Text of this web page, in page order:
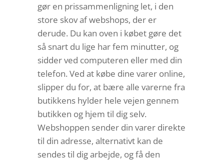
gør en prissammenligning let, i den
store skov af webshops, der er
derude. Du kan oven i købet gøre det
så snart du lige har fem minutter, og
sidder ved computeren eller med din
telefon. Ved at købe dine varer online,
slipper du for, at bære alle varerne fra
butikkens hylder hele vejen gennem
butikken og hjem til dig selv.
Webshoppen sender din varer direkte
til din adresse, alternativt kan de
sendes til dig arbejde, og få den